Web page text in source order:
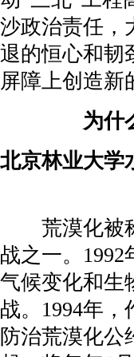
沙政治责任，
退的恒心和韧
屏障上创造新
为什
北京林业大学
荒漠化被
战之一。
气候变化和生
战。1994年
防治荒漠化公